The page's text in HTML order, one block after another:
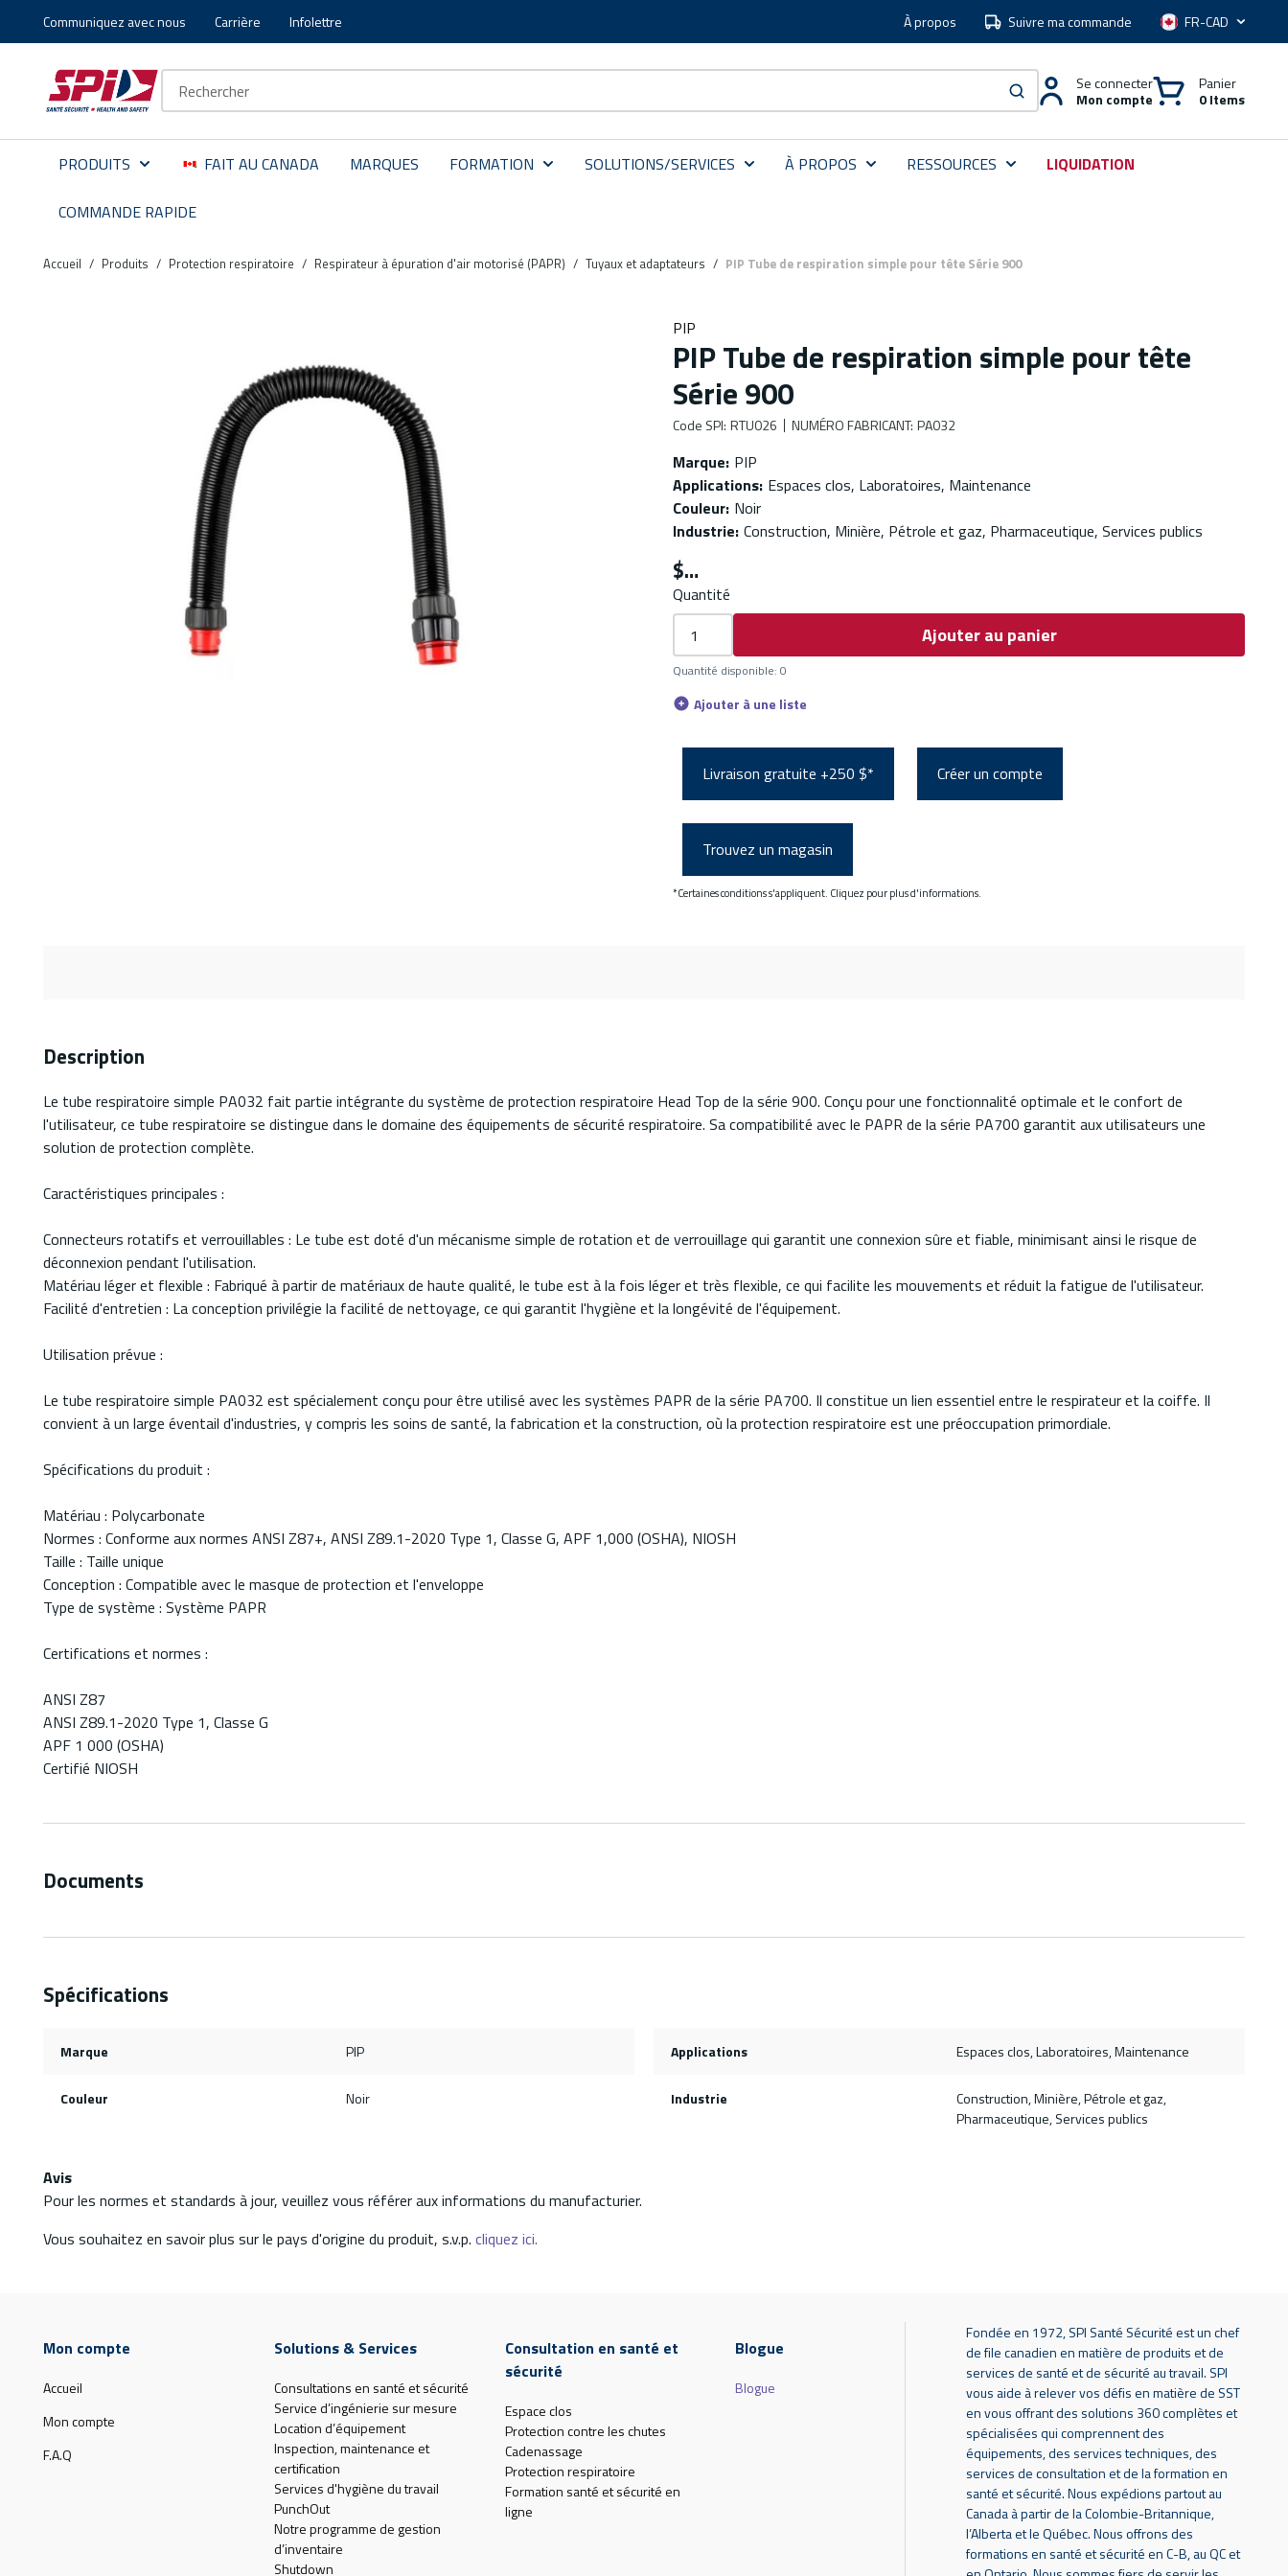
Aller au contenu principal
Skip to menu
Skip to footer
Communiquez avec nous Carrière Infolettre À propos Suivre ma commande Langue
soumettre une recherche
Se connecter
Mon compte
Panier
0 Items
PRODUITS FAIT AU CANADA MARQUES FORMATION SOLUTIONS/SERVICES À PROPOS RESSOURCES LIQUIDATION
COMMANDE RAPIDE
Accueil / Produits / Protection respiratoire / Respirateur à épuration d'air motorisé (PAPR) / Tuyaux et adaptateurs / PIP Tube de respiration simple pour tête Série 900
PIP
PIP Tube de respiration simple pour tête
Série 900
Code SPI: RTU026 NUMÉRO FABRICANT: PA032
Marque: PIP
Applications: Espaces clos, Laboratoires, Maintenance
Couleur: Noir
Industrie: Construction, Minière, Pétrole et gaz, Pharmaceutique, Services publics
$
Quantité
Ajouter au panier
Quantité disponible: 0
Ajouter à une liste
Livraison gratuite +250 $* Créer un compte
Trouvez un magasin
*Certaines conditions s'appliquent. Cliquez pour plus d'informations.
Description
Le tube respiratoire simple PA032 fait partie intégrante du système de protection respiratoire Head Top de la série 900. Conçu pour une fonctionnalité optimale et le confort de
l'utilisateur, ce tube respiratoire se distingue dans le domaine des équipements de sécurité respiratoire. Sa compatibilité avec le PAPR de la série PA700 garantit aux utilisateurs une
solution de protection complète.
Caractéristiques principales :
Connecteurs rotatifs et verrouillables : Le tube est doté d'un mécanisme simple de rotation et de verrouillage qui garantit une connexion sûre et fiable, minimisant ainsi le risque de
déconnexion pendant l'utilisation.
Matériau léger et flexible : Fabriqué à partir de matériaux de haute qualité, le tube est à la fois léger et très flexible, ce qui facilite les mouvements et réduit la fatigue de l'utilisateur.
Facilité d'entretien : La conception privilégie la facilité de nettoyage, ce qui garantit l'hygiène et la longévité de l'équipement.
Utilisation prévue :
Le tube respiratoire simple PA032 est spécialement conçu pour être utilisé avec les systèmes PAPR de la série PA700. Il constitue un lien essentiel entre le respirateur et la coiffe. Il
convient à un large éventail d'industries, y compris les soins de santé, la fabrication et la construction, où la protection respiratoire est une préoccupation primordiale.
Spécifications du produit :
Matériau : Polycarbonate
Normes : Conforme aux normes ANSI Z87+, ANSI Z89.1-2020 Type 1, Classe G, APF 1,000 (OSHA), NIOSH
Taille : Taille unique
Conception : Compatible avec le masque de protection et l'enveloppe
Type de système : Système PAPR
Certifications et normes :
ANSI Z87
ANSI Z89.1-2020 Type 1, Classe G
APF 1 000 (OSHA)
Certifié NIOSH
Documents
Spécifications
Marque PIP Applications Espaces clos, Laboratoires, Maintenance
Couleur Noir Industrie
Construction, Minière, Pétrole et gaz,
Pharmaceutique, Services publics
Avis
Pour les normes et standards à jour, veuillez vous référer aux informations du manufacturier.
Vous souhaitez en savoir plus sur le pays d'origine du produit, s.v.p. cliquez ici.
Mon compte
Accueil
Mon compte
F.A.Q
Solutions & Services
Consultations en santé et sécurité
Service d’ingénierie sur mesure
Location d’équipement
Inspection, maintenance et
certification
Services d'hygiène du travail
PunchOut
Notre programme de gestion
d’inventaire
Shutdown
Consultation en santé et
sécurité
Espace clos
Protection contre les chutes
Cadenassage
Protection respiratoire
Formation santé et sécurité en
ligne
Blogue
Blogue
Fondée en 1972, SPI Santé Sécurité est un chef
de file canadien en matière de produits et de
services de santé et de sécurité au travail. SPI
vous aide à relever vos défis en matière de SST
en vous offrant des solutions 360 complètes et
spécialisées qui comprennent des
équipements, des services techniques, des
services de consultation et de la formation en
santé et sécurité. Nous expédions partout au
Canada à partir de la Colombie-Britannique,
l’Alberta et le Québec. Nous offrons des
formations en santé et sécurité en C-B, au QC et